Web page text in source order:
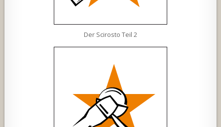
Der Scirosto Teil 2